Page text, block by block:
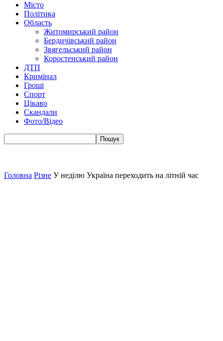
Місто
Політика
Область
Житомирський район
Бердичівський район
Звягельський район
Коростенський район
ДТП
Кримінал
Гроші
Спорт
Цікаво
Скандали
Фото/Відео
Головна Різне У неділю Україна переходить на літній час